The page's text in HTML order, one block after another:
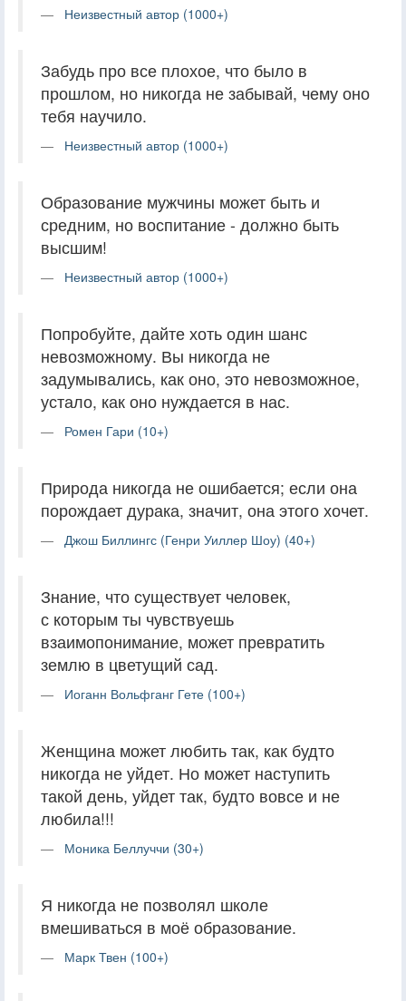
Неизвестный автор (1000+)
Забудь про все плохое, что было в
прошлом, но никогда не забывай, чему оно
тебя научило.
Неизвестный автор (1000+)
Образование мужчины может быть и
средним, но воспитание - должно быть
высшим!
Неизвестный автор (1000+)
Попробуйте, дайте хоть один шанс
невозможному. Вы никогда не
задумывались, как оно, это невозможное,
устало, как оно нуждается в нас.
Ромен Гари (10+)
Природа никогда не ошибается; если она
порождает дурака, значит, она этого хочет.
Джош Биллингс (Генри Уиллер Шоу) (40+)
Знание, что существует человек,
с которым ты чувствуешь
взаимопонимание, может превратить
землю в цветущий сад.
Иоганн Вольфганг Гете (100+)
Женщина может любить так, как будто
никогда не уйдет. Но может наступить
такой день, уйдет так, будто вовсе и не
любила!!!
Моника Беллуччи (30+)
Я никогда не позволял школе
вмешиваться в моё образование.
Марк Твен (100+)